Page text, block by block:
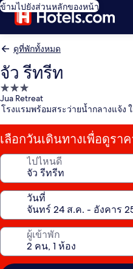
ข้ามไปยังส่วนหลักของหน้า
ดูที่พักทั้งหมด
จัว รีทรีท
ที่พัก
3.0
Jua Retreat
โรงแรมพร้อมสระว่ายน้ำกลางแจ้ง
เลือกวันเดินทางเพื่อดูราค
ไปไหนดี
วันที่
ผู้เข้าพัก